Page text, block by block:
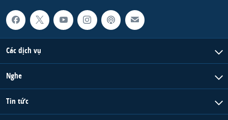
Các dịch vụ
Nghe
Tin tức